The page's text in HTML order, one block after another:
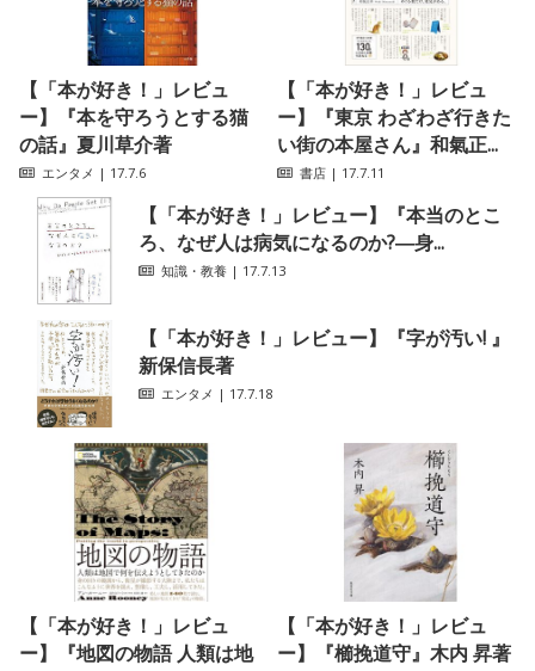
【「本が好き！」レビュ
ー】『本を守ろうとする猫
の話』夏川草介著
エンタメ | 17.7.6
【「本が好き！」レビュ
ー】『東京 わざわざ行きた
い街の本屋さん』和氣正...
書店 | 17.7.11
【「本が好き！」レビュー】『本当のとこ
ろ、なぜ人は病気になるのか?―身...
知識・教養 | 17.7.13
【「本が好き！」レビュー】『字が汚い! 』
新保信長著
エンタメ | 17.7.18
【「本が好き！」レビュ
ー】『地図の物語 人類は地
【「本が好き！」レビュ
ー】『櫛挽道守』木内 昇著